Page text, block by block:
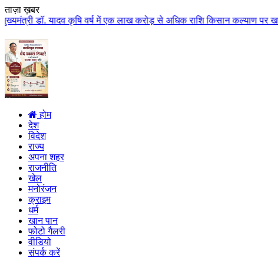
ताज़ा ख़बर
वर्ष में एक लाख करोड़ से अधिक राशि किसान कल्याण पर खर्च होगी
होम
देश
विदेश
राज्य
अपना शहर
राजनीति
खेल
मनोरंजन
क्राइम
धर्म
खान पान
फोटो गैलरी
वीडियो
संपर्क करें